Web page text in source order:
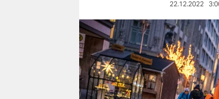
nord
wahrheit
verlag
verlag
22.12.2022